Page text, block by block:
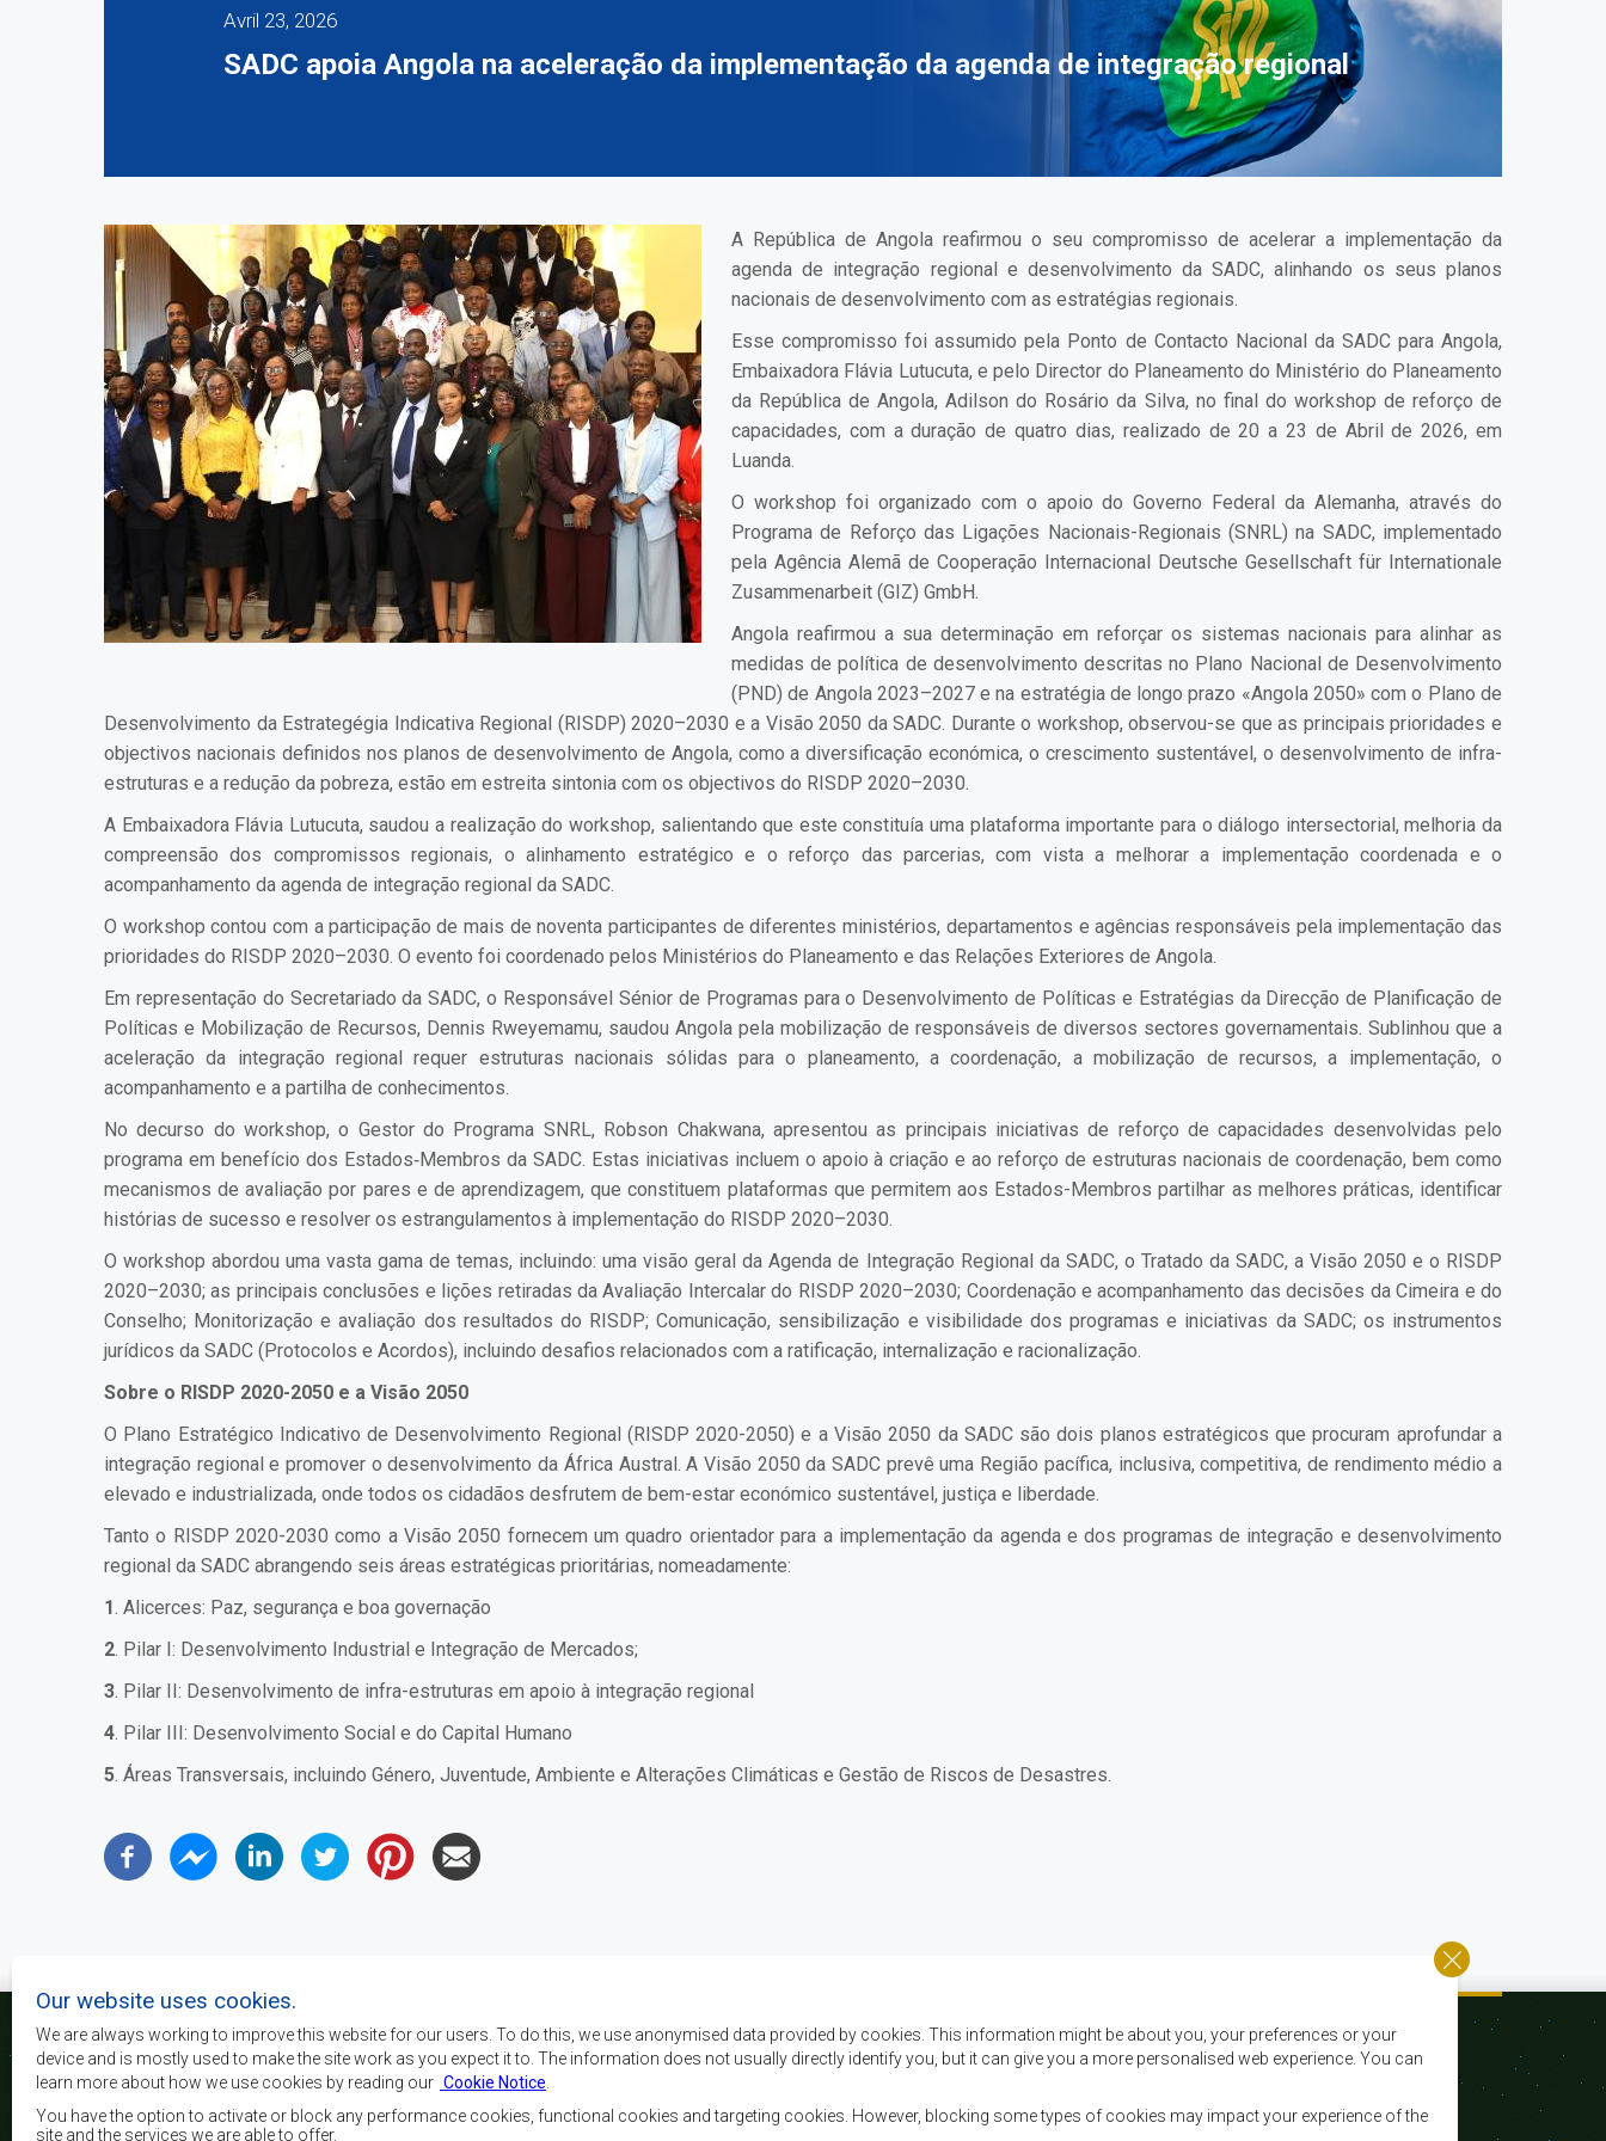
Avril 23, 2026
SADC apoia Angola na aceleração da implementação da agenda de integração regional
A República de Angola reafirmou o seu compromisso de acelerar a implementação da
agenda de integração regional e desenvolvimento da SADC, alinhando os seus planos
nacionais de desenvolvimento com as estratégias regionais.
Esse compromisso foi assumido pela Ponto de Contacto Nacional da SADC para Angola,
Embaixadora Flávia Lutucuta, e pelo Director do Planeamento do Ministério do Planeamento
da República de Angola, Adilson do Rosário da Silva, no final do workshop de reforço de
capacidades, com a duração de quatro dias, realizado de 20 a 23 de Abril de 2026, em
Luanda.
O workshop foi organizado com o apoio do Governo Federal da Alemanha, através do
Programa de Reforço das Ligações Nacionais-Regionais (SNRL) na SADC, implementado
pela Agência Alemã de Cooperação Internacional Deutsche Gesellschaft für Internationale
Zusammenarbeit (GIZ) GmbH.
Angola reafirmou a sua determinação em reforçar os sistemas nacionais para alinhar as
medidas de política de desenvolvimento descritas no Plano Nacional de Desenvolvimento
(PND) de Angola 2023–2027 e na estratégia de longo prazo «Angola 2050» com o Plano de
Desenvolvimento da Estrategégia Indicativa Regional (RISDP) 2020–2030 e a Visão 2050 da SADC. Durante o workshop, observou-se que as principais prioridades e
objectivos nacionais definidos nos planos de desenvolvimento de Angola, como a diversificação económica, o crescimento sustentável, o desenvolvimento de infra-
estruturas e a redução da pobreza, estão em estreita sintonia com os objectivos do RISDP 2020–2030.
A Embaixadora Flávia Lutucuta, saudou a realização do workshop, salientando que este constituía uma plataforma importante para o diálogo intersectorial, melhoria da
compreensão dos compromissos regionais, o alinhamento estratégico e o reforço das parcerias, com vista a melhorar a implementação coordenada e o
acompanhamento da agenda de integração regional da SADC.
O workshop contou com a participação de mais de noventa participantes de diferentes ministérios, departamentos e agências responsáveis pela implementação das
prioridades do RISDP 2020–2030. O evento foi coordenado pelos Ministérios do Planeamento e das Relações Exteriores de Angola.
Em representação do Secretariado da SADC, o Responsável Sénior de Programas para o Desenvolvimento de Políticas e Estratégias da Direcção de Planificação de
Políticas e Mobilização de Recursos, Dennis Rweyemamu, saudou Angola pela mobilização de responsáveis de diversos sectores governamentais. Sublinhou que a
aceleração da integração regional requer estruturas nacionais sólidas para o planeamento, a coordenação, a mobilização de recursos, a implementação, o
acompanhamento e a partilha de conhecimentos.
No decurso do workshop, o Gestor do Programa SNRL, Robson Chakwana, apresentou as principais iniciativas de reforço de capacidades desenvolvidas pelo
programa em benefício dos Estados‑Membros da SADC. Estas iniciativas incluem o apoio à criação e ao reforço de estruturas nacionais de coordenação, bem como
mecanismos de avaliação por pares e de aprendizagem, que constituem plataformas que permitem aos Estados-Membros partilhar as melhores práticas, identificar
histórias de sucesso e resolver os estrangulamentos à implementação do RISDP 2020–2030.
O workshop abordou uma vasta gama de temas, incluindo: uma visão geral da Agenda de Integração Regional da SADC, o Tratado da SADC, a Visão 2050 e o RISDP
2020–2030; as principais conclusões e lições retiradas da Avaliação Intercalar do RISDP 2020–2030; Coordenação e acompanhamento das decisões da Cimeira e do
Conselho; Monitorização e avaliação dos resultados do RISDP; Comunicação, sensibilização e visibilidade dos programas e iniciativas da SADC; os instrumentos
jurídicos da SADC (Protocolos e Acordos), incluindo desafios relacionados com a ratificação, internalização e racionalização.
Sobre o RISDP 2020-2050 e a Visão 2050
O Plano Estratégico Indicativo de Desenvolvimento Regional (RISDP 2020-2050) e a Visão 2050 da SADC são dois planos estratégicos que procuram aprofundar a
integração regional e promover o desenvolvimento da África Austral. A Visão 2050 da SADC prevê uma Região pacífica, inclusiva, competitiva, de rendimento médio a
elevado e industrializada, onde todos os cidadãos desfrutem de bem-estar económico sustentável, justiça e liberdade.
Tanto o RISDP 2020-2030 como a Visão 2050 fornecem um quadro orientador para a implementação da agenda e dos programas de integração e desenvolvimento
regional da SADC abrangendo seis áreas estratégicas prioritárias, nomeadamente:
1. Alicerces: Paz, segurança e boa governação
2. Pilar I: Desenvolvimento Industrial e Integração de Mercados;
3. Pilar II: Desenvolvimento de infra-estruturas em apoio à integração regional
4. Pilar III: Desenvolvimento Social e do Capital Humano
5. Áreas Transversais, incluindo Género, Juventude, Ambiente e Alterações Climáticas e Gestão de Riscos de Desastres.
La SADC a pour principaux objectifs de réaliser
les objectifs de développement, d’établir la paix et
Our website uses cookies.
We are always working to improve this website for our users. To do this, we use anonymised data provided by cookies. This information might be about you, your preferences or your
device and is mostly used to make the site work as you expect it to. The information does not usually directly identify you, but it can give you a more personalised web experience. You can
learn more about how we use cookies by reading our Cookie Notice
You have the option to activate or block any performance cookies, functional cookies and targeting cookies. However, blocking some types of cookies may impact your experience of the
site and the services we are able to offer.